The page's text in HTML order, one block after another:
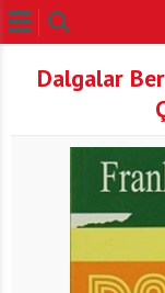
Dalgalar